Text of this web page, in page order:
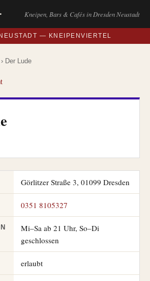
Kneipen, Bars & Cafés in Dresden Neustadt
— KNEIPENVIERTEL
› Der Lude
Görlitzer Straße 3, 01099 Dresden
0351 8105327
Mi–Sa ab 21 Uhr, So–Di
geschlossen
erlaubt